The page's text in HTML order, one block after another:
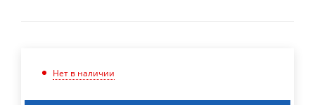
Нет в наличии